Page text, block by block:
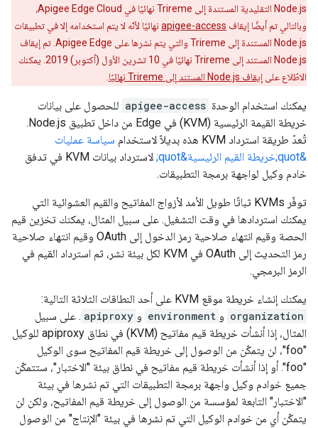
Node.js التقليدية المستندة إلى Trireme نهائيًا في Apigee Edge Cloud،
وبالتالي تم أيضًا إيقاف apigee-access نهائيًا لأنّه لا يتم استخدامه إلا في تطبيقات
Node.js المستندة إلى Trireme والتي يتم نشرها على Apigee Edge. تم إيقاف
Node.js المستند إلى Trireme نهائيًا في 10 تشرين الأول (أكتوبر) 2019. يمكنك
الاطّلاع على إيقاف Node.js المستند إلى Trireme نهائيًا
يمكنك استخدام الوحدة apigee-access للحصول على بيانات
خريطة القيمة الرئيسية (KVM) في Edge من داخل تطبيق Node.js.
تُعدّ طريقة استرداد KVM هذه بديلاً لاستخدام
سياسة عمليات
&quot;خريطة القيم الرئيسية&quot;
لاسترداد بيانات KVM في تدفق
خادم وكيل لواجهة برمجة التطبيقات.
توفّر KVMs ثباتًا طويل الأمد لأزواج المفاتيح والقيم العشوائية التي
يمكنك استردادها في وقت التشغيل. على سبيل المثال، يمكنك تخزين قيم
الحصة وقيم انتهاء صلاحية رمز الدخول إلى OAuth وقيم انتهاء صلاحية
رمز التحديث إلى OAuth في KVM لكل بيئة نشر، ثم استرداد القيم في
الرمز البرمجي.
يمكنك إنشاء خريطة موقع KVM على أحد النطاقات الثلاثة التالية:
organization و environment و apiproxy . على سبيل
المثال، إذا أنشأت خريطة قيم مفاتيح (KVM) في نطاق apiproxy للوكيل
"foo"، لن يتمكّن من الوصول إلى خريطة قيم المفاتيح سوى الوكيل
"foo". أو إذا أنشأت خريطة قيم مفاتيح في نطاق بيئة "الاختبار"، ستتمكّن
جميع خوادم وكيل واجهة برمجة التطبيقات التي تم نشرها في بيئة
"الاختبار" التابعة لمؤسسة من الوصول إلى خريطة قيم المفاتيح، ولكن لن
يتمكّن أي من خوادم الوكيل التي تم نشرها في بيئة "الإنتاج" من الوصول